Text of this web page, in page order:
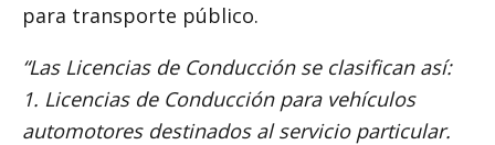
para transporte público.
“Las Licencias de Conducción se clasifican así:
1. Licencias de Conducción para vehículos
automotores destinados al servicio particular.